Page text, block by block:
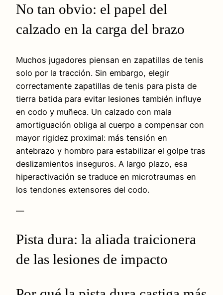
No tan obvio: el papel del
calzado en la carga del brazo
Muchos jugadores piensan en zapatillas de tenis
solo por la tracción. Sin embargo, elegir
correctamente zapatillas de tenis para pista de
tierra batida para evitar lesiones también influye
en codo y muñeca. Un calzado con mala
amortiguación obliga al cuerpo a compensar con
mayor rigidez proximal: más tensión en
antebrazo y hombro para estabilizar el golpe tras
deslizamientos inseguros. A largo plazo, esa
hiperactivación se traduce en microtraumas en
los tendones extensores del codo.
—
Pista dura: la aliada traicionera
de las lesiones de impacto